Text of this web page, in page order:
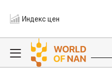
Индекс цен